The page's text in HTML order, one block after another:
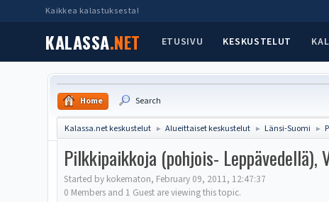
Kaikkea kalastuksesta!
KALASSA.NET ETUSIVU KESKUSTELUT
Home Search
Kalassa.net keskustelut ► Alueittaiset keskustelut ► Länsi-Suomi ►
Pilkkipaikkoja (pohjois- Leppävedellä),
Started by kokematon, February 09, 2011, 12:47:37
0 Members and 1 Guest are viewing this topic.